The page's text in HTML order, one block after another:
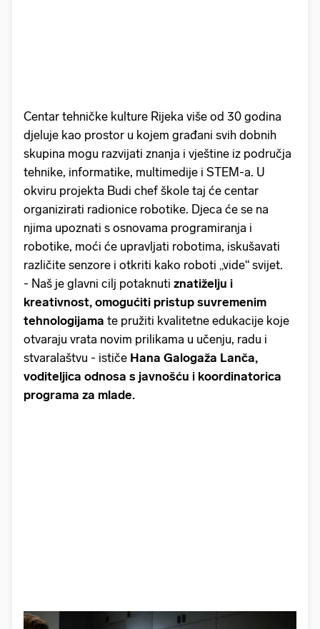
Centar tehničke kulture Rijeka više od 30 godina
djeluje kao prostor u kojem građani svih dobnih
skupina mogu razvijati znanja i vještine iz područja
tehnike, informatike, multimedije i STEM-a. U
okviru projekta Budi chef škole taj će centar
organizirati radionice robotike. Djeca će se na
njima upoznati s osnovama programiranja i
robotike, moći će upravljati robotima, iskušavati
različite senzore i otkriti kako roboti „vide“ svijet.
- Naš je glavni cilj potaknuti znatiželju i
kreativnost, omogućiti pristup suvremenim
tehnologijama te pružiti kvalitetne edukacije koje
otvaraju vrata novim prilikama u učenju, radu i
stvaralaštvu - ističe Hana Galogaža Lanča,
voditeljica odnosa s javnošću i koordinatorica
programa za mlade.